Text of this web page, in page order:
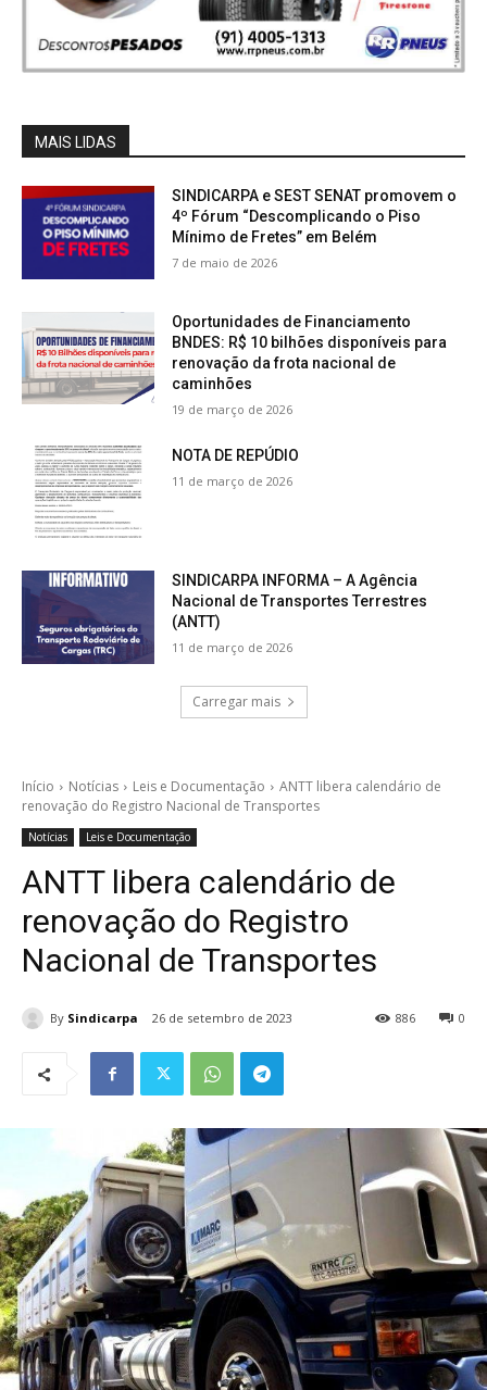
MAIS LIDAS
SINDICARPA e SEST SENAT promovem o
4º Fórum “Descomplicando o Piso
Mínimo de Fretes” em Belém
7 de maio de 2026
Oportunidades de Financiamento
BNDES: R$ 10 bilhões disponíveis para
renovação da frota nacional de
caminhões
19 de março de 2026
NOTA DE REPÚDIO
11 de março de 2026
SINDICARPA INFORMA – A Agência
Nacional de Transportes Terrestres
(ANTT)
11 de março de 2026
Carregar mais